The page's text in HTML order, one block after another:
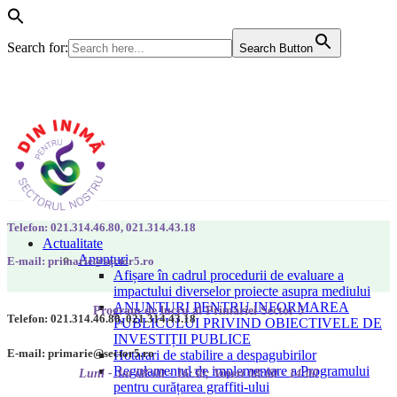
Search for: Search Button
Actualitate
Anunțuri
Afișare în cadrul procedurii de evaluare a
impactului diverselor proiecte asupra mediului
ANUNȚURI PENTRU INFORMAREA
PUBLICULUI PRIVIND OBIECTIVELE DE
INVESTIȚII PUBLICE
Hotarari de stabilire a despagubirilor
Regulamentul de implementare a Programului
pentru curățarea graffiti-ului
Telefon: 021.314.46.80, 021.314.43.18
E-mail: primarie@sector5.ro
Program de lucru al Primăriei Sector 5
Luni - Joi 08:00 - 16:30; Vineri 08:00 - 14:00
Telefon: 021.314.46.80, 021.314.43.18
E-mail: primarie@sector5.ro